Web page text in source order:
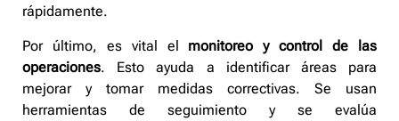
rápidamente.
Por último, es vital el monitoreo y control de las
operaciones. Esto ayuda a identificar áreas para
mejorar y tomar medidas correctivas. Se usan
herramientas de seguimiento y se evalúa